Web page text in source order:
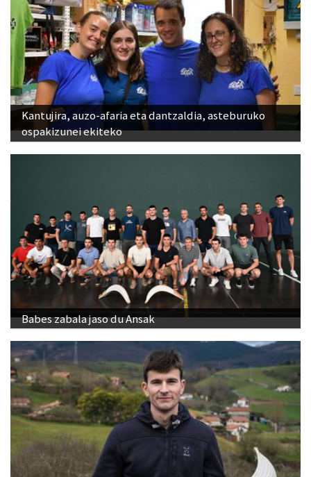
Kantujira, auzo-afaria eta dantzaldia, asteburuko
ospakizunei ekiteko
Babes zabala jaso du Ansak